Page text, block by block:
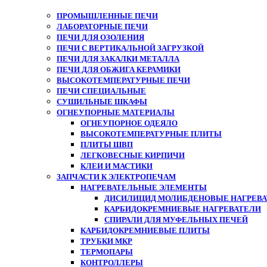
ПРОМЫШЛЕННЫЕ ПЕЧИ
ЛАБОРАТОРНЫЕ ПЕЧИ
ПЕЧИ ДЛЯ ОЗОЛЕНИЯ
ПЕЧИ С ВЕРТИКАЛЬНОЙ ЗАГРУЗКОЙ
ПЕЧИ ДЛЯ ЗАКАЛКИ МЕТАЛЛА
ПЕЧИ ДЛЯ ОБЖИГА КЕРАМИКИ
ВЫСОКОТЕМПЕРАТУРНЫЕ ПЕЧИ
ПЕЧИ СПЕЦИАЛЬНЫЕ
СУШИЛЬНЫЕ ШКАФЫ
ОГНЕУПОРНЫЕ МАТЕРИАЛЫ
ОГНЕУПОРНОЕ ОДЕЯЛО
ВЫСОКОТЕМПЕРАТУРНЫЕ ПЛИТЫ
ПЛИТЫ ШВП
ЛЕГКОВЕСНЫЕ КИРПИЧИ
КЛЕИ И МАСТИКИ
ЗАПЧАСТИ К ЭЛЕКТРОПЕЧАМ
НАГРЕВАТЕЛЬНЫЕ ЭЛЕМЕНТЫ
ДИСИЛИЦИД МОЛИБДЕНОВЫЕ
КАРБИДОКРЕМНИЕВЫЕ НАГРЕВАТЕЛИ
СПИРАЛИ ДЛЯ МУФЕЛЬНЫХ ПЕЧЕЙ
КАРБИДОКРЕМНИЕВЫЕ ПЛИТЫ
ТРУБКИ МКР
ТЕРМОПАРЫ
КОНТРОЛЛЕРЫ